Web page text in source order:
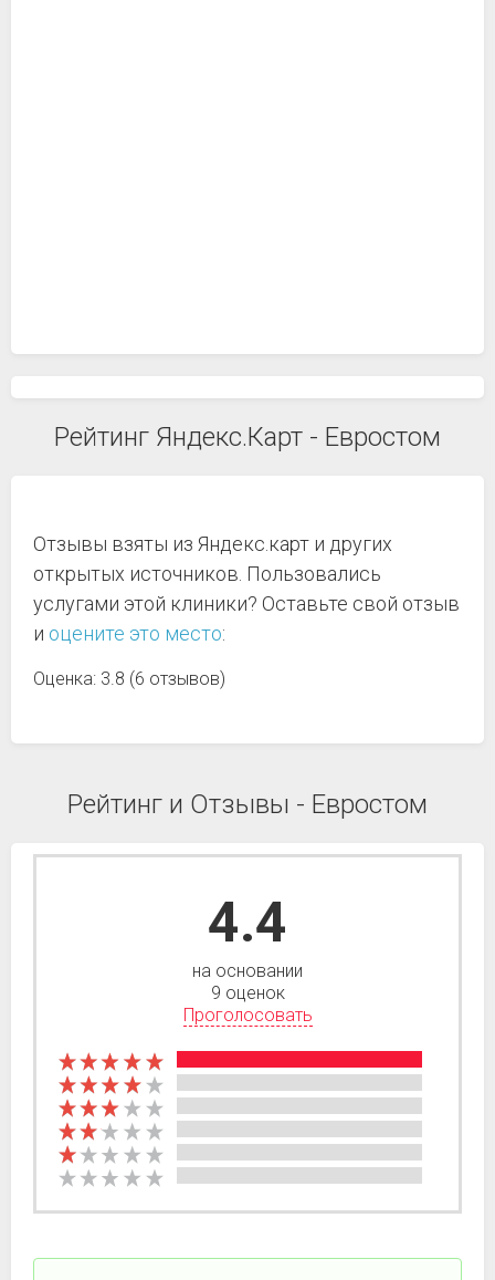
Рейтинг Яндекс.Карт - Евростом
Отзывы взяты из Яндекс.карт и других
открытых источников. Пользовались
услугами этой клиники? Оставьте свой отзыв
и оцените это место:
Оценка: 3.8 (6 отзывов)
Рейтинг и Отзывы - Евростом
4.4
на основании
9 оценок
Проголосовать